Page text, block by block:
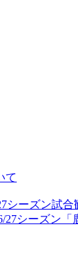
シーズン「
て
シーズン試合
シーズン「